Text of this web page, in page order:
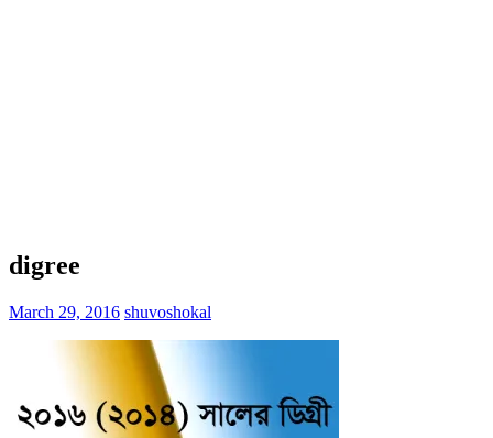
digree
March 29, 2016 shuvoshokal